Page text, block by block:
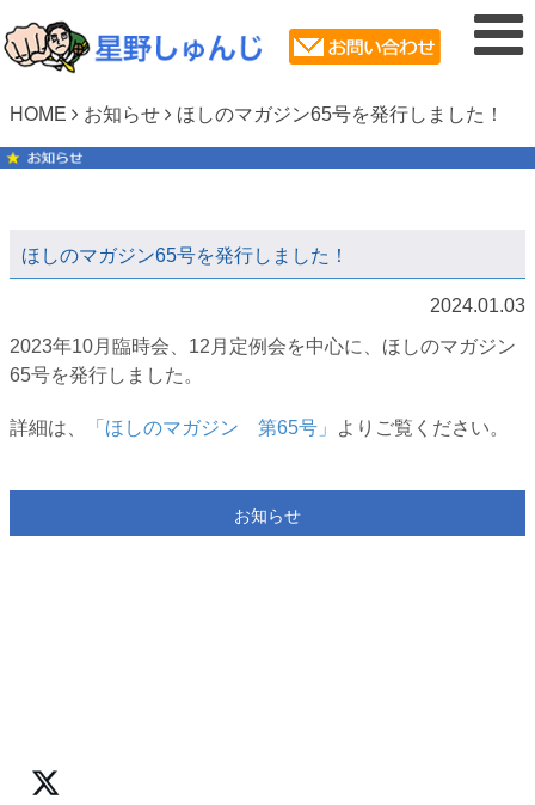
HOME お知らせ ほしのマガジン65号を発行しました！
ほしのマガジン65号を発行しました！
2024.01.03
2023年10月臨時会、12月定例会を中心に、ほしのマガジン
65号を発行しました。
詳細は、 「ほしのマガジン 第65号」 よりご覧ください。
お知らせ